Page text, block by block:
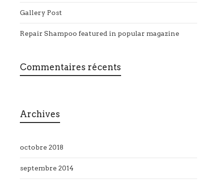
Gallery Post
Repair Shampoo featured in popular magazine
Commentaires récents
Archives
octobre 2018
septembre 2014